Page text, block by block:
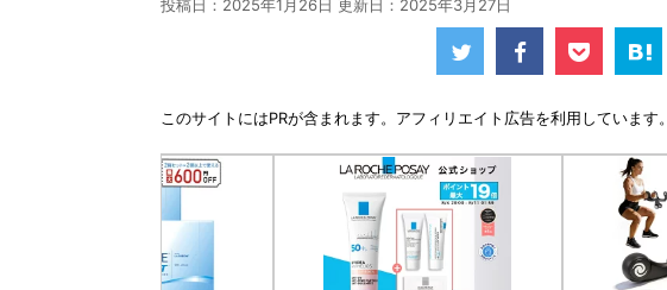
投稿日：2025年1月26日 更新日： 2025年3月27日
このサイトにはPRが含まれます。アフィリエイト広告を利用しています。